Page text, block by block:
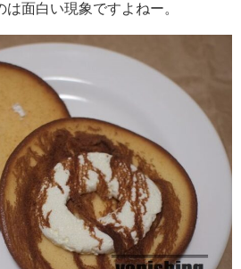
面白い現象ですよねー。